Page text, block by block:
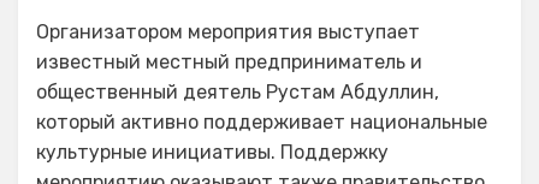
Организатором мероприятия выступает
известный местный предприниматель и
общественный деятель Рустам Абдуллин,
который активно поддерживает национальные
культурные инициативы. Поддержку